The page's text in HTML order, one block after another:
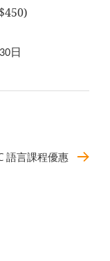
30日
語言課程優惠